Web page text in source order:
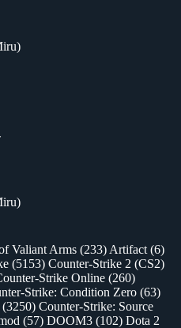
Valiant Arms (233) Artifact (6)
(5153) Counter-Strike 2 (CS2)
Strike Online (260)
Strike: Condition Zero (63)
(3250) Counter-Strike: Source
(57) DOOM3 (102) Dota 2